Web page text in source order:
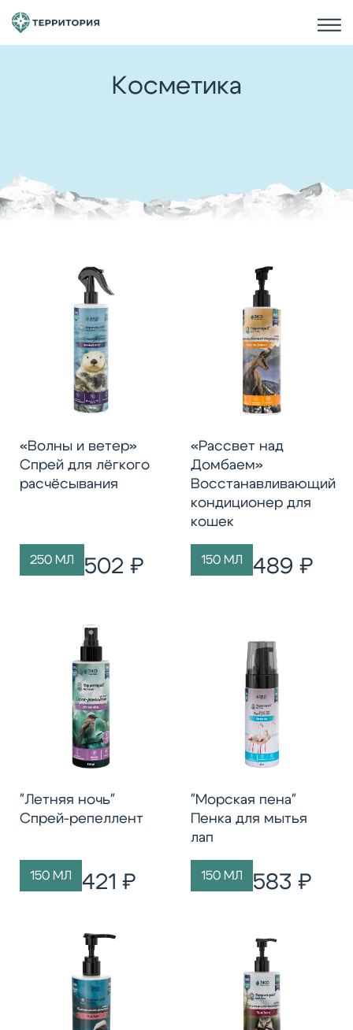
Косметика
«Волны и ветер»
Спрей для лёгкого
расчёсывания
250 МЛ 502 ₽
«Рассвет над
Домбаем»
Восстанавливающий
кондиционер для
кошек
150 МЛ 489 ₽
"Летняя ночь"
Спрей-репеллент
150 МЛ 421 ₽
"Морская пена"
Пенка для мытья
лап
150 МЛ 583 ₽